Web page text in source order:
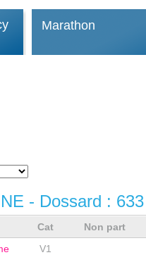
Marathon
- Dossard : 633
Cat
Non part
V1